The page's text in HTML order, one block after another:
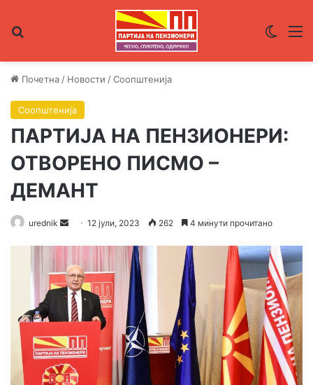
Почетна / Новости /Соопштенија
Соопштенија
ПАРТИЈА НА ПЕНЗИОНЕРИ:
ОТВОРЕНО ПИСМО –
ДЕМАНТ
urednik
d
a
n
e
m
a
i
12 јули, 2023 262 4 минути прочитано